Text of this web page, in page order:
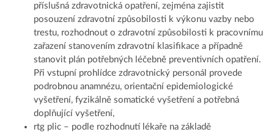
příslušná zdravotnická opatření, zejména zajistit
posouzení zdravotní způsobilosti k výkonu vazby nebo
trestu, rozhodnout o zdravotní způsobilosti k pracovnímu
zařazení stanovením zdravotní klasifikace a případně
stanovit plán potřebných léčebně preventivních opatření.
Při vstupní prohlídce zdravotnický personál provede
podrobnou anamnézu, orientační epidemiologické
vyšetření, fyzikálně somatické vyšetření a potřebná
doplňující vyšetření,
rtg plic – podle rozhodnutí lékaře na základě